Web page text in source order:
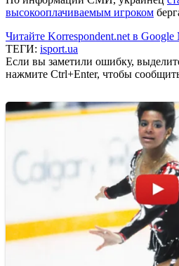
высокооплачиваемым игроком
Читайте Korrespondent.net в Google
ТЕГИ: isport.ua
Если вы заметили ошибку,
нажмите Ctrl+Enter, чтобы